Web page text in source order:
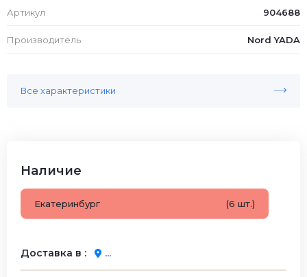
Артикул 904688
Производитель Nord YADA
Все характеристики
Наличие
Екатеринбург (6 шт.)
Доставка в : ...